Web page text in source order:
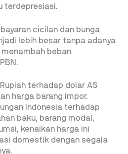
terdepresiasi.
cicilan dan bunga
lebih besar tanpa adanya
beban
terhadap dolar AS
harga barang impor.
Indonesia terhadap
baku, barang modal,
kenaikan harga ini
domestik dengan segala